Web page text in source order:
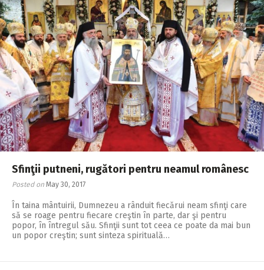
Sfinţii putneni, rugători pentru neamul românesc
Posted on May 30, 2017
În taina mântuirii, Dumnezeu a rânduit fiecărui neam sfinţi care
să se roage pentru fiecare creştin în parte, dar şi pentru
popor, în întregul său. Sfinţii sunt tot ceea ce poate da mai bun
un popor creştin; sunt sinteza spirituală…